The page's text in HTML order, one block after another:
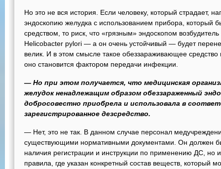
Но это не вся история. Если человеку, который страдает,
эндоскопию желудка с использованием прибора, который
средством, то риск, что «грязным» эндоскопом
Helicobacter pylori — а он очень устойчивый — будет
велик. И в этом смысле такое обеззараживающее
оно становится фактором передачи инфекции.
— Но при этом получается, что медицинская
желудок ненадлежащим образом обеззараженный
добросовестно приобрела и использовала в
зарегистрированное дезсредство.
— Нет, это не так. В данном случае персонал
существующими нормативными документами. Он должен
наличия регистрации и инструкции по применению ДС, но
правила, где указан конкретный состав веществ, который